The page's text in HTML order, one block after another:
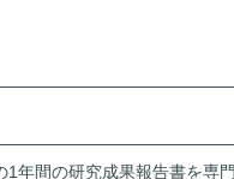
1年間の研究成果報告書を専